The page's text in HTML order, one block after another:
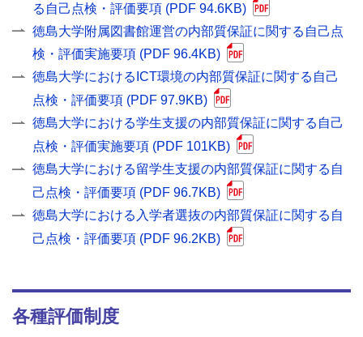
る自己点検・評価要項 (PDF 94.6KB)
徳島大学附属図書館運営の内部質保証に関する自己点
検・評価実施要項 (PDF 96.4KB)
徳島大学におけるICT環境の内部質保証に関する自己
点検・評価要項 (PDF 97.9KB)
徳島大学における学生支援の内部質保証に関する自己
点検・評価実施要項 (PDF 101KB)
徳島大学における留学生支援の内部質保証に関する自
己点検・評価要項 (PDF 96.7KB)
徳島大学における入学者選抜の内部質保証に関する自
己点検・評価要項 (PDF 96.2KB)
各種評価制度